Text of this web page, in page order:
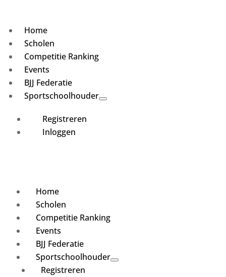
Home
Scholen
Competitie Ranking
Events
BJJ Federatie
Sportschoolhouder
Registreren
Inloggen
Home
Scholen
Competitie Ranking
Events
BJJ Federatie
Sportschoolhouder
Registreren